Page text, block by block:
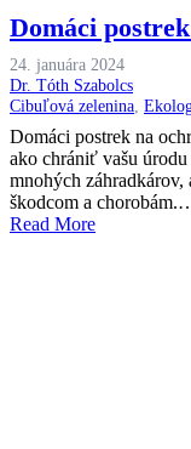
Domáci
24. januára 2024
Dr. Tóth Szabolcs
Cibuľová zelenina
Domáci postrek na
ako chrániť vašu
mnohých
škodcom a
Read More